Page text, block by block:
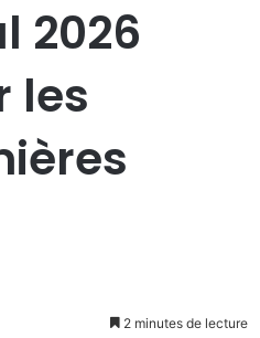
2026
les
2 minutes de lecture